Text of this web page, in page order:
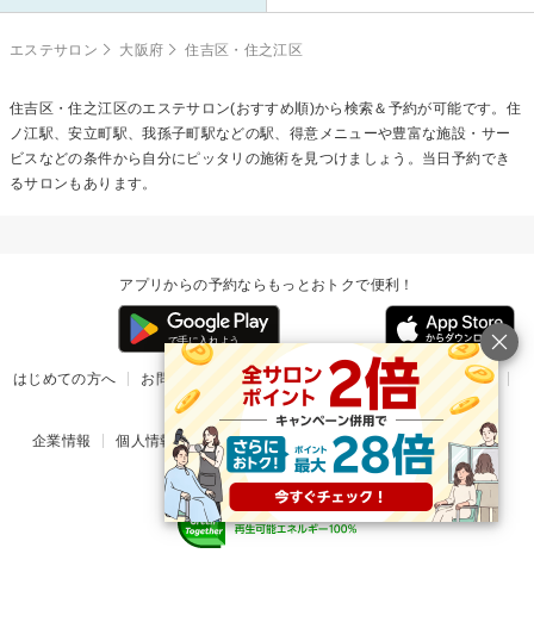
エステサロン 大阪府 住吉区・住之江区
住吉区・住之江区のエステサロン(おすすめ順)から検索＆予約が可能です。住
ノ江駅、安立町駅、我孫子町駅などの駅、得意メニューや豊富な施設・サー
ビスなどの条件から自分にピッタリの施術を見つけましょう。当日予約でき
るサロンもあります。
アプリからの予約ならもっとおトクで便利！
はじめての方へ お問い合わせ ヘルプ リリース情報
利用規約
掲載ご希望のサロン様
企業情報 個人情報保護方針 楽天のサービス一覧 アプリ一覧
© Rakuten Group, Inc.